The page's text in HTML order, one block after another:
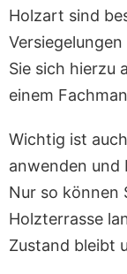
Holzart sind
Sie sich hierzu
einem
Wichtig ist
anwenden und
Nur so können
Holzterrasse
Zustand bleibt